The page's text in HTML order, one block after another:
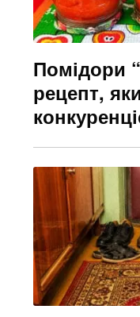
Помідори
рецепт,